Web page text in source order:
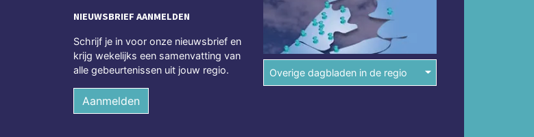
NIEUWSBRIEF AANMELDEN
Schrijf je in voor onze nieuwsbrief en
krijg wekelijks een samenvatting van
alle gebeurtenissen uit jouw regio.
Aanmelden
Overige dagbladen in de regio